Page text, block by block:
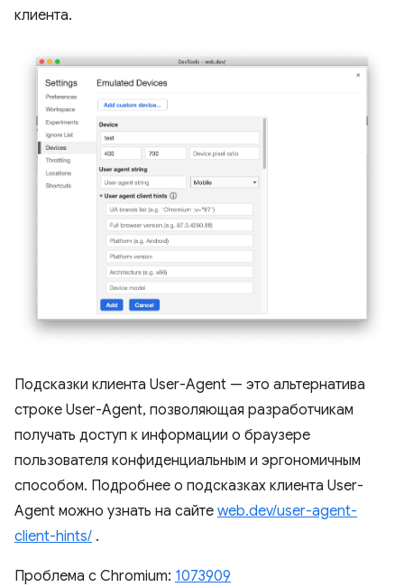
клиента.
Подсказки клиента User-Agent — это альтернатива
строке User-Agent, позволяющая разработчикам
получать доступ к информации о браузере
пользователя конфиденциальным и эргономичным
способом. Подробнее о подсказках клиента User-
Agent можно узнать на сайте web.dev/user-agent-
client-hints/ .
Проблема с Chromium: 1073909